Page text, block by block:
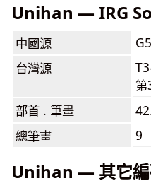
Unihan — IRG
中國源
台灣源
部首 . 筆畫
總筆畫
9
Unihan — 其它編